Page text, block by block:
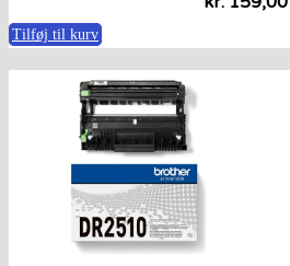
Tilføj til kurv